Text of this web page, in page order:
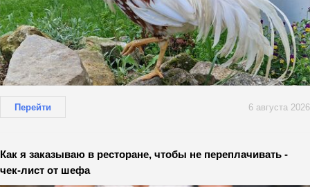
Перейти 6 августа 2026
Как я заказываю в ресторане, чтобы не переплачивать -
чек-лист от шефа